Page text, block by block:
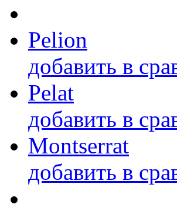
Pelion
добавить в
Pelat
добавить в
Montserrat
добавить в